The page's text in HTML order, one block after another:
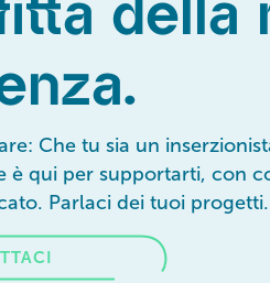
della
Che tu sia un
è qui per supportarti, con
Parlaci dei tuoi progetti.